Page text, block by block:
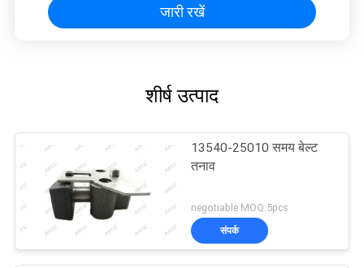
जारी रखें
शीर्ष उत्पाद
13540-25010 समय बेल्ट
तनाव
negotiable MOQ:5pcs
संपर्क